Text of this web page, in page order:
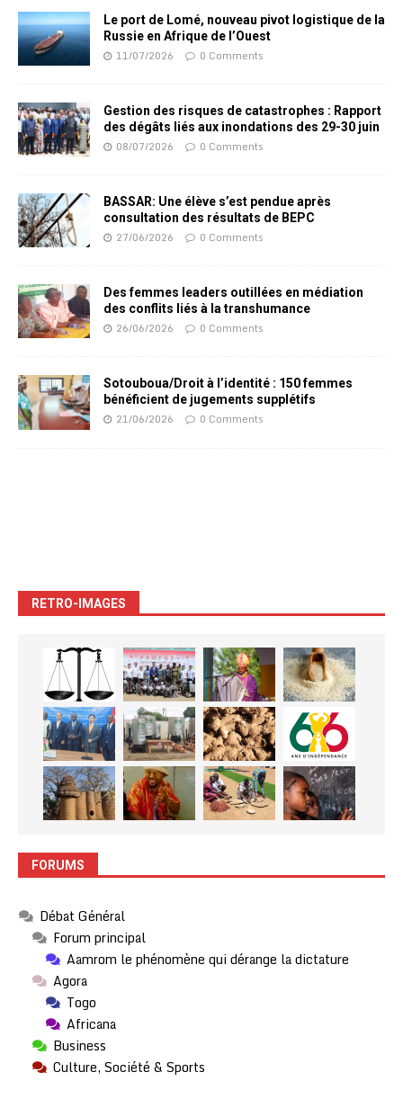
Le port de Lomé, nouveau pivot logistique de la
Russie en Afrique de l’Ouest
11/07/2026 0 Comments
Gestion des risques de catastrophes : Rapport
des dégâts liés aux inondations des 29-30 juin
08/07/2026 0 Comments
BASSAR: Une élève s’est pendue après
consultation des résultats de BEPC
27/06/2026 0 Comments
Des femmes leaders outillées en médiation
des conflits liés à la transhumance
26/06/2026 0 Comments
Sotouboua/Droit à l’identité : 150 femmes
bénéficient de jugements supplétifs
21/06/2026 0 Comments
RETRO-IMAGES
FORUMS
Débat Général
Forum principal
Aamrom le phénomène qui dérange la dictature
Agora
Togo
Africana
Business
Culture, Société & Sports